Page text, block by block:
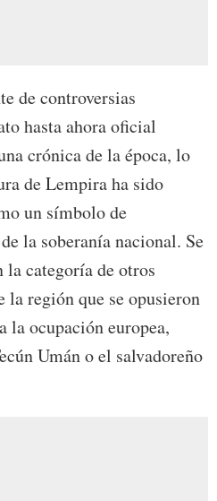
de controversias
hasta ahora oficial
crónica de la época, lo
de Lempira ha sido
un símbolo de
la soberanía nacional. Se
categoría de otros
región que se opusieron
la ocupación europea,
Umán o el salvadoreño